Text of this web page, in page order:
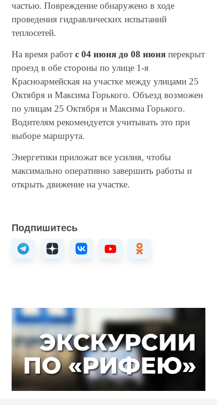
частью. Повреждение обнаружено в ходе
проведения гидравлических испытаний
теплосетей.
На время работ с 04 июня до 08 июня перекрыт
проезд в обе стороны по улице 1-я
Красноармейская на участке между улицами 25
Октября и Максима Горького. Объезд возможен
по улицам 25 Октября и Максима Горького.
Водителям рекомендуется учитывать это при
выборе маршрута.
Энергетики приложат все усилия, чтобы
максимально оперативно завершить работы и
открыть движение на участке.
Подпишитесь